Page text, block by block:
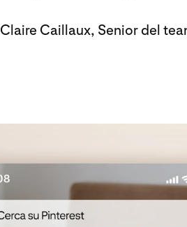
Claire Caillaux, Senior del